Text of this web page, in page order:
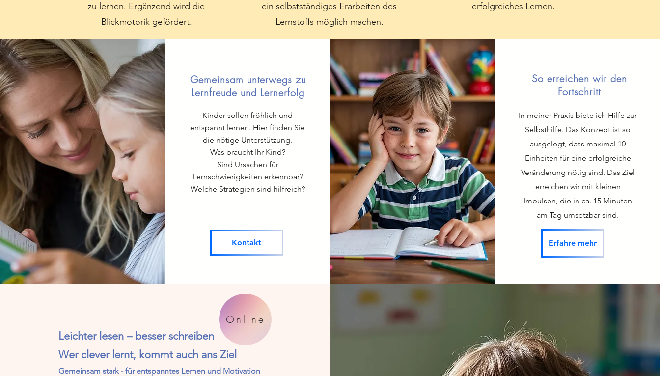
zu lernen. Ergänzend wird die
Blickmotorik gefördert.
ein selbstständiges Erarbeiten des
Lernstoffs möglich machen.
erfolgreiches Lernen.
Gemeinsam unterwegs zu
Lernfreude und Lernerfolg
Kinder sollen fröhlich und
entspannt lernen. Hier finden Sie
die nötige Unterstützung.
Was braucht Ihr Kind?
Sind Ursachen für
Lernschwierigkeiten erkennbar?
Welche Strategien sind hilfreich?
Kontakt
So erreichen wir den
Fortschritt
In meiner Praxis biete ich Hilfe zur
Selbsthilfe. Das Konzept ist so
ausgelegt, dass maximal 10
Einheiten für eine erfolgreiche
Veränderung nötig sind. Das Ziel
erreichen wir mit kleinen
Impulsen, die in ca. 15 Minuten
am Tag umsetzbar sind.
Erfahre mehr
Leichter lesen – besser schreiben
Wer clever lernt, kommt auch ans Ziel
Gemeinsam stark - für entspanntes Lernen und Motivation
Online